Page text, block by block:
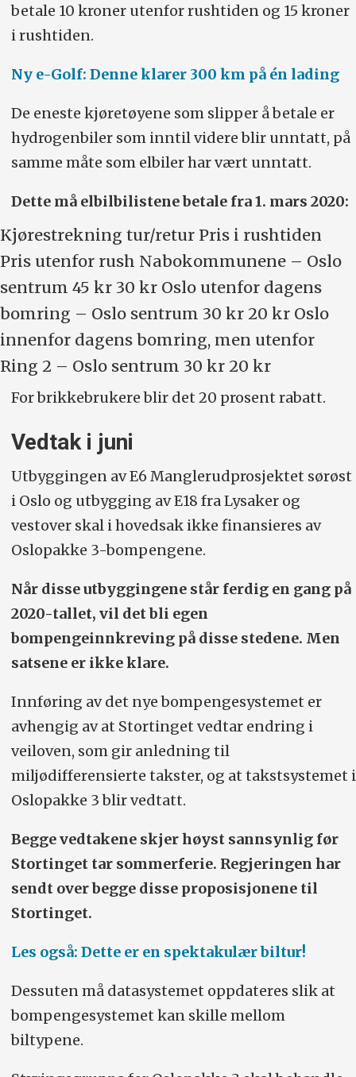
betale 10 kroner utenfor rushtiden og 15 kroner
i rushtiden.
Ny e-Golf: Denne klarer 300 km på én lading
De eneste kjøretøyene som slipper å betale er
hydrogenbiler som inntil videre blir unntatt, på
samme måte som elbiler har vært unntatt.
Dette må elbilbilistene betale fra 1. mars 2020:
Kjørestrekning tur/retur Pris i rushtiden
Pris utenfor rush Nabokommunene – Oslo
sentrum 45 kr 30 kr Oslo utenfor dagens
bomring – Oslo sentrum 30 kr 20 kr Oslo
innenfor dagens bomring, men utenfor
Ring 2 – Oslo sentrum 30 kr 20 kr
For brikkebrukere blir det 20 prosent rabatt.
Vedtak i juni
Utbyggingen av E6 Manglerudprosjektet sørøst
i Oslo og utbygging av E18 fra Lysaker og
vestover skal i hovedsak ikke finansieres av
Oslopakke 3-bompengene.
Når disse utbyggingene står ferdig en gang på
2020-tallet, vil det bli egen
bompengeinnkreving på disse stedene. Men
satsene er ikke klare.
Innføring av det nye bompengesystemet er
avhengig av at Stortinget vedtar endring i
veiloven, som gir anledning til
miljødifferensierte takster, og at takstsystemet i
Oslopakke 3 blir vedtatt.
Begge vedtakene skjer høyst sannsynlig før
Stortinget tar sommerferie. Regjeringen har
sendt over begge disse proposisjonene til
Stortinget.
Les også: Dette er en spektakulær biltur!
Dessuten må datasystemet oppdateres slik at
bompengesystemet kan skille mellom
biltypene.